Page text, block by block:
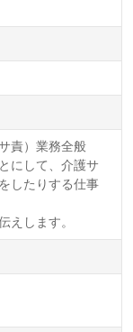
責）業務全般
にして、介護サ
したりする仕事
えします。